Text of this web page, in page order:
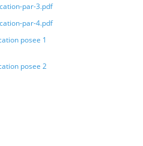
par-3.pdf
par-4.pdf
posee 1
posee 2